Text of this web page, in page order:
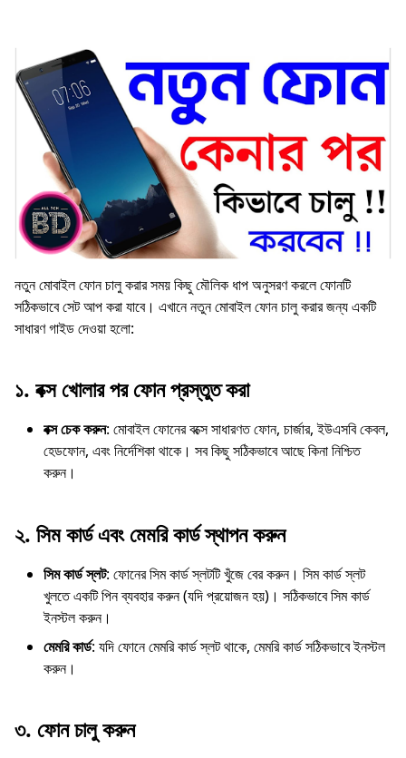
নতুন মোবাইল ফোন চালু করার সময় কিছু মৌলিক ধাপ অনুসরণ করলে ফোনটি
সঠিকভাবে সেট আপ করা যাবে। এখানে নতুন মোবাইল ফোন চালু করার জন্য একটি
সাধারণ গাইড দেওয়া হলো:
১. বক্স খোলার পর ফোন প্রস্তুত করা
বক্স চেক করুন: মোবাইল ফোনের বক্সে সাধারণত ফোন, চার্জার, ইউএসবি কেবল,
হেডফোন, এবং নির্দেশিকা থাকে। সব কিছু সঠিকভাবে আছে কিনা নিশ্চিত
করুন।
২. সিম কার্ড এবং মেমরি কার্ড স্থাপন করুন
সিম কার্ড স্লট: ফোনের সিম কার্ড স্লটটি খুঁজে বের করুন। সিম কার্ড স্লট
খুলতে একটি পিন ব্যবহার করুন (যদি প্রয়োজন হয়)। সঠিকভাবে সিম কার্ড
ইনস্টল করুন।
মেমরি কার্ড: যদি ফোনে মেমরি কার্ড স্লট থাকে, মেমরি কার্ড সঠিকভাবে ইনস্টল
করুন।
৩. ফোন চালু করুন